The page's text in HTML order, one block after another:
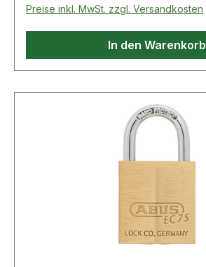
Preise inkl. MwSt. zzgl. Versandkosten
In den Warenkorb